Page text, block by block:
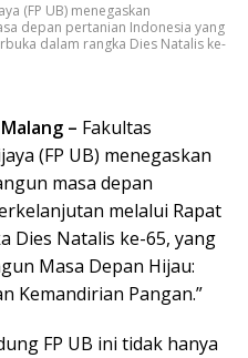
(FP UB) menegaskan
depan pertanian Indonesia yang
dalam rangka Dies Natalis ke-
– Fakultas
(FP UB) menegaskan
masa depan
melalui Rapat
Dies Natalis ke-65, yang
Masa Depan Hijau:
Kemandirian Pangan.”
FP UB ini tidak hanya